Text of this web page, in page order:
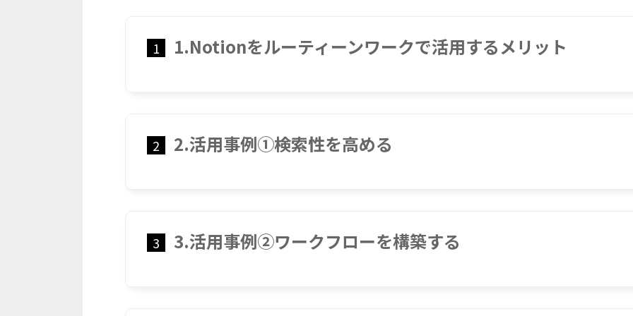
1 1.Notionをルーティーンワークで活用するメリット
2 2.活用事例①検索性を高める
3 3.活用事例②ワークフローを構築する